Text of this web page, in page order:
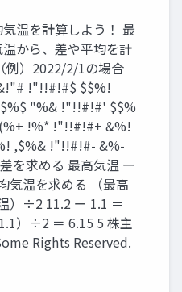
温を計算しよう！ 最
から、差や平均を計
例）2022/2/1の場合
!"!!#!#$ $$%!
"%& !"!!#!#' $$%
!%* !"!!#!#+ &%!
,$%& !"!!#!#- &%-
を求める 最高気温 ー
気温を求める （最高
）÷2 11.2 ー 1.1 ＝
）÷2 ＝ 6.15 5 株主
Rights Reserved.